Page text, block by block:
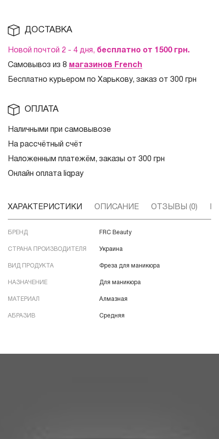
ДОСТАВКА
Новой почтой 2 - 4 дня, бесплатно от 1500 грн.
Самовывоз из 8 магазинов French
Бесплатно курьером по Харькову, заказ от 300 грн
ОПЛАТА
Наличными при самовывозе
На рассчётный счёт
Наложенным платежём, заказы от 300 грн
Онлайн оплата liqpay
ХАРАКТЕРИСТИКИ ОПИСАНИЕ ОТЗЫВЫ (0)
БРЕНД FRC Beauty
СТРАНА ПРОИЗВОДИТЕЛЯ Украина
ВИД ПРОДУКТА Фреза для маникюра
НАЗНАЧЕНИЕ Для маникюра
МАТЕРИАЛ Алмазная
АБРАЗИВ Средняя